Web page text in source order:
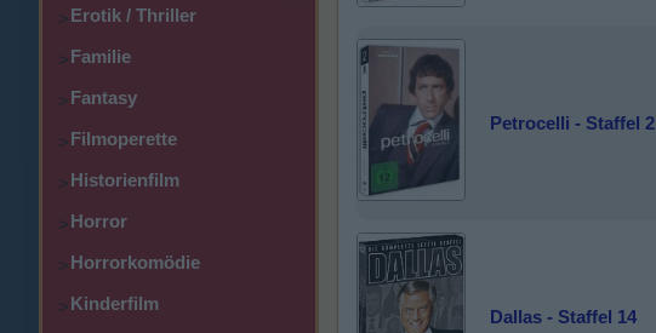
>Erotik / Thriller
>Familie
>Fantasy
>Filmoperette
>Historienfilm
>Horror
>Horrorkomödie
>Kinderfilm
Petrocelli - Staffel 2
Dallas - Staffel 14